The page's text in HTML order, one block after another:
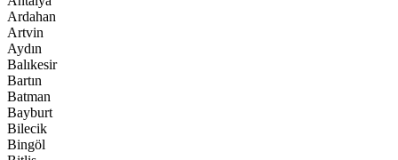
Ardahan
Artvin
Aydın
Balıkesir
Bartın
Batman
Bayburt
Bilecik
Bingöl